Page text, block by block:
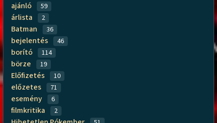
ajánló 59
árlista 2
Batman 36
bejelentés 46
borító 114
börze 19
Előfizetés 10
előzetes 71
esemény 6
filmkritika 2